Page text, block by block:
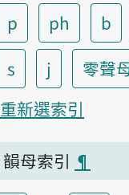
p
ph b
s
j
零聲
重新選索引
韻母索引 ¶